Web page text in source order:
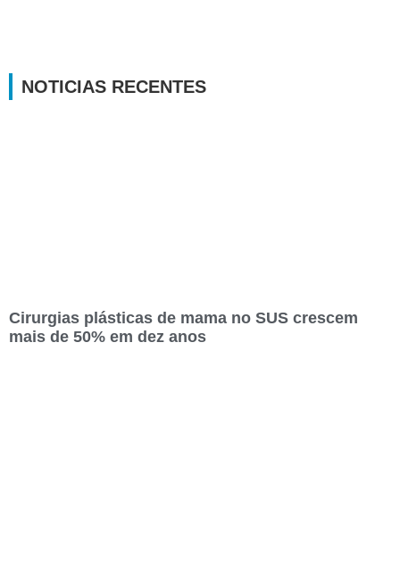
NOTICIAS RECENTES
Cirurgias plásticas de mama no SUS crescem
mais de 50% em dez anos